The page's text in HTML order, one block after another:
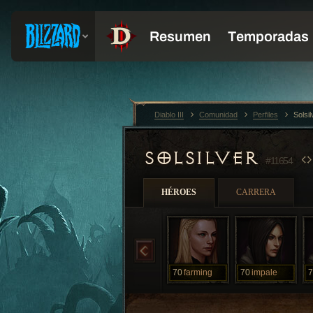
SOLSILVER #11654
HÉROES CARRERA
70farming 70impale
Diablo III Comunidad Perfiles